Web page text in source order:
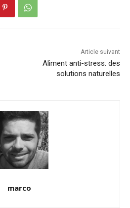
Article suivant
Aliment anti-stress: des
solutions naturelles
marco